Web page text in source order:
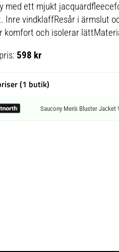
med ett mjukt
Inre vindklaffResår i ärmslut
komfort och isolerar
598 kr
(1 butik)
Saucony Men's Bluster Jacket